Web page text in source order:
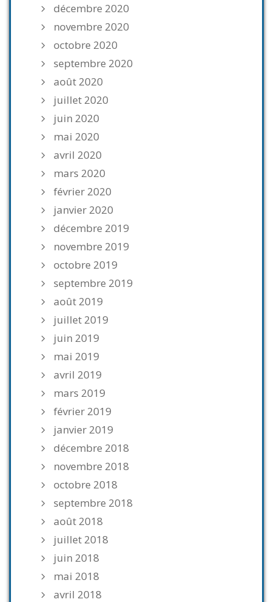
décembre 2020
novembre 2020
octobre 2020
septembre 2020
août 2020
juillet 2020
juin 2020
mai 2020
avril 2020
mars 2020
février 2020
janvier 2020
décembre 2019
novembre 2019
octobre 2019
septembre 2019
août 2019
juillet 2019
juin 2019
mai 2019
avril 2019
mars 2019
février 2019
janvier 2019
décembre 2018
novembre 2018
octobre 2018
septembre 2018
août 2018
juillet 2018
juin 2018
mai 2018
avril 2018